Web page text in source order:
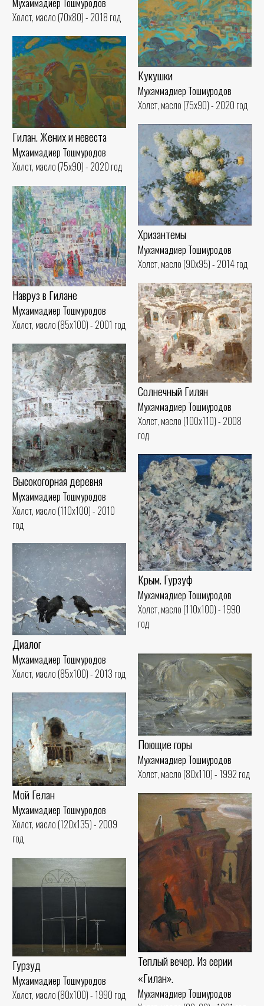
Мухаммадиер Тошмуродов
Холст, масло (70x80) - 2018 год
Кукушки
Мухаммадиер Тошмуродов
Холст, масло (75x90) - 2020 год
Гилан. Жених и невеста
Мухаммадиер Тошмуродов
Холст, масло (75x90) - 2020 год
Хризантемы
Мухаммадиер Тошмуродов
Холст, масло (90x95) - 2014 год
Навруз в Гилане
Мухаммадиер Тошмуродов
Холст, масло (85x100) - 2001 год
Солнечный Гилян
Мухаммадиер Тошмуродов
Холст, масло (100x110) - 2008
год
Высокогорная деревня
Мухаммадиер Тошмуродов
Холст, масло (110x100) - 2010
год
Крым. Гурзуф
Мухаммадиер Тошмуродов
Холст, масло (110x100) - 1990
год
Диалог
Мухаммадиер Тошмуродов
Холст, масло (85x100) - 2013 год
Поющие горы
Мухаммадиер Тошмуродов
Холст, масло (80x110) - 1992 год
Мой Гелан
Мухаммадиер Тошмуродов
Холст, масло (120x135) - 2009
год
Теплый вечер. Из серии
«Гилан».
Мухаммадиер Тошмуродов
Гурзуд
Мухаммадиер Тошмуродов
Холст, масло (80x100) - 1990 год